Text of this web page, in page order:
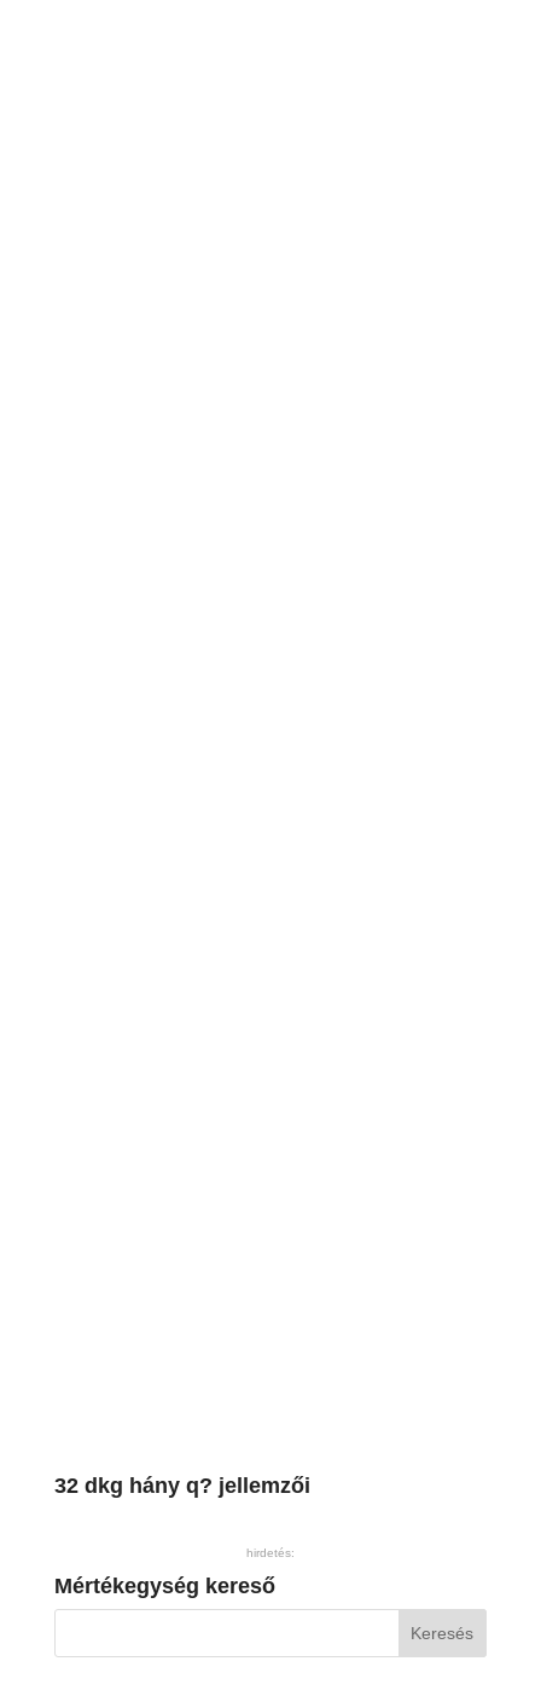
32 dkg hány q? jellemzői
hirdetés:
Mértékegység kereső